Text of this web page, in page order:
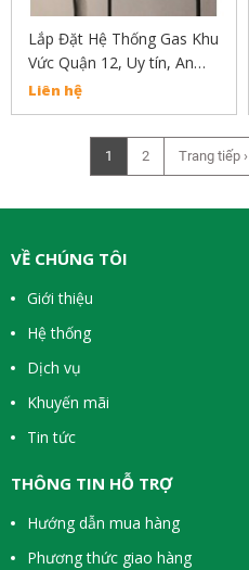
Lắp Đặt Hệ Thống Gas Khu
Vức Quận 12, Uy tín, An
Toàn, Chất Lượng
Liên hệ
1 2 Trang tiếp ›
VỀ CHÚNG TÔI
Giới thiệu
Hệ thống
Dịch vụ
Khuyến mãi
Tin tức
THÔNG TIN HỖ TRỢ
Hướng dẫn mua hàng
Phương thức giao hàng